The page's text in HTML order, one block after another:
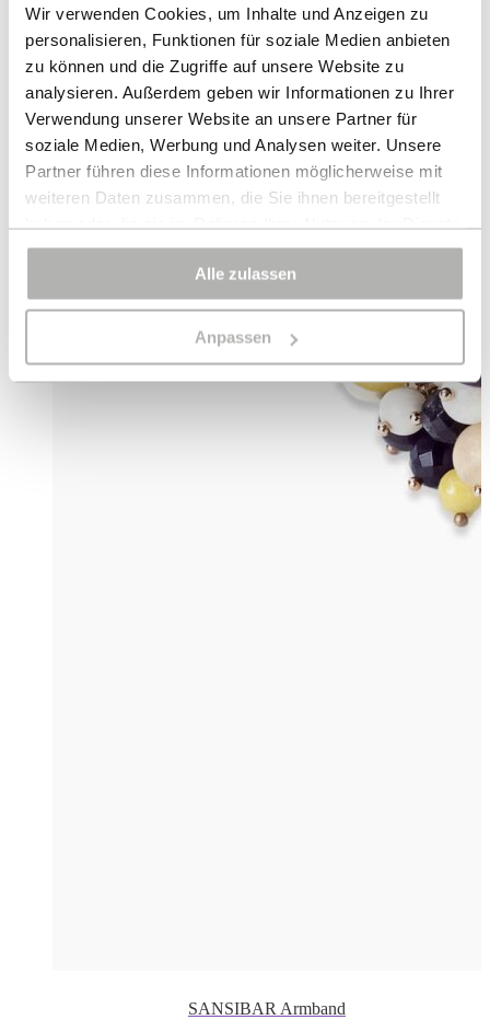
Wir verwenden Cookies, um Inhalte und Anzeigen zu
personalisieren, Funktionen für soziale Medien anbieten
zu können und die Zugriffe auf unsere Website zu
analysieren. Außerdem geben wir Informationen zu Ihrer
Verwendung unserer Website an unsere Partner für
soziale Medien, Werbung und Analysen weiter. Unsere
Partner führen diese Informationen möglicherweise mit
weiteren Daten zusammen, die Sie ihnen bereitgestellt
haben oder die sie im Rahmen Ihrer Nutzung der Dienste
gesammelt haben.
Bei bestimmten Diensten wie Google Analytics kann eine
Speicherung von Daten in Drittländern, wie z.B. USA,
Alle zulassen
Anpassen
SANSIBAR Armband